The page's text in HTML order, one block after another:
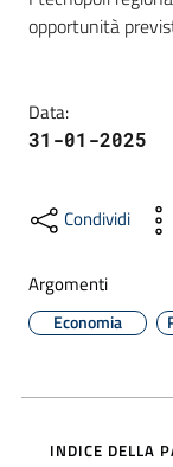
ed
eventi
Partecipazione
opportunità
Data:
31-01-2025
Condividi
Argomenti
Economia
INDICE DELLA